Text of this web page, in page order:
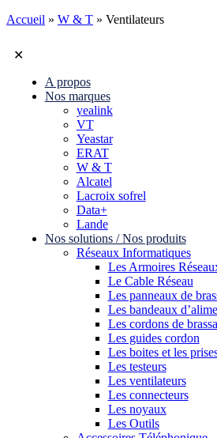
Accueil » W & T » Ventilateurs
✕
A propos
Nos marques
yealink
VT
Yeastar
ERAT
W & T
Alcatel
Lacroix sofrel
Data+
Lande
Nos solutions / Nos produits
Réseaux Informatiques
Les Armoires
Le Cable Réseau
Les panneaux de
Les bandeaux
Les cordons de
Les guides cordon
Les boites et les
Les testeurs
Les ventilateurs
Les connecteurs
Les noyaux
Les Outils